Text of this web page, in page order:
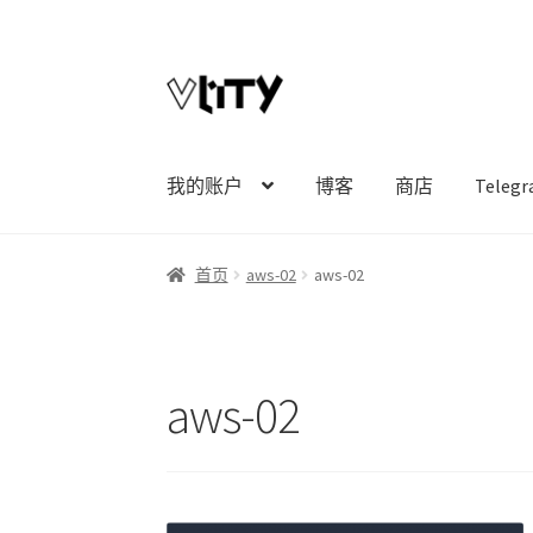
to
navigation
to
content
我的账户 博客 商店
首页 aws-02 aws-02
aws-02